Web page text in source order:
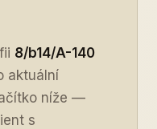
8/b14/A-140
aktuální
níže —
s